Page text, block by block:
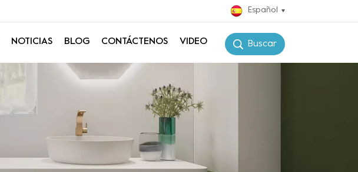
Español
Buscar
NOTICIAS BLOG CONTÁCTENOS VIDEO